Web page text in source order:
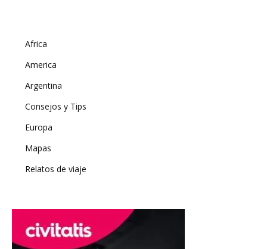
Africa
America
Argentina
Consejos y Tips
Europa
Mapas
Relatos de viaje